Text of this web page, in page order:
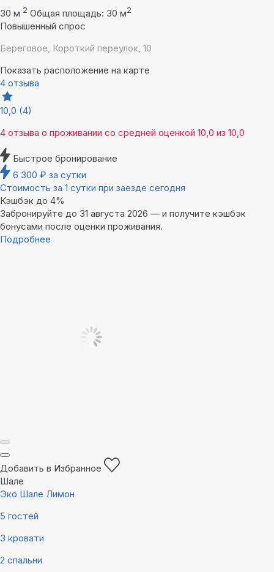
30 м 2 Общая площадь: 30 м2
Повышенный спрос
Береговое, Короткий переулок, 10
Показать расположение на карте
4 отзыва
10,0 (4)
4 отзыва о проживании со средней оценкой 10,0 из 10,0
Быстрое бронирование
6 300 ₽ за сутки
Стоимость за 1 сутки при заезде сегодня
Кэшбэк до 4%
Забронируйте до 31 августа 2026 — и получите кэшбэк
бонусами после оценки проживания.
Подробнее
Добавить в Избранное
Шале
Эко Шале Лимон
5 гостей
3 кровати
2 спальни